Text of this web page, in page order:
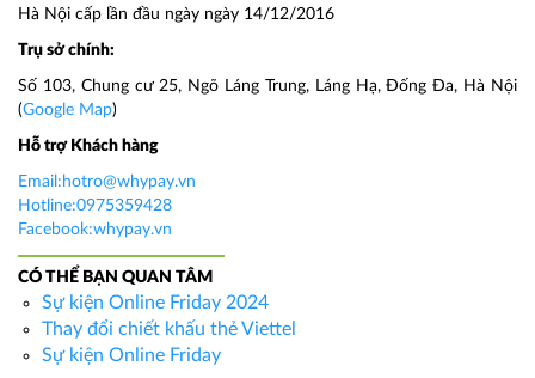
Hà Nội cấp lần đầu ngày ngày 14/12/2016
Trụ sở chính:
Số 103, Chung cư 25, Ngõ Láng Trung, Láng Hạ, Đống Đa, Hà Nội
(Google Map)
Hỗ trợ Khách hàng
Email:hotro@whypay.vn
Hotline:0975359428
Facebook:whypay.vn
CÓ THỂ BẠN QUAN TÂM
Sự kiện Online Friday 2024
Thay đổi chiết khấu thẻ Viettel
Sự kiện Online Friday